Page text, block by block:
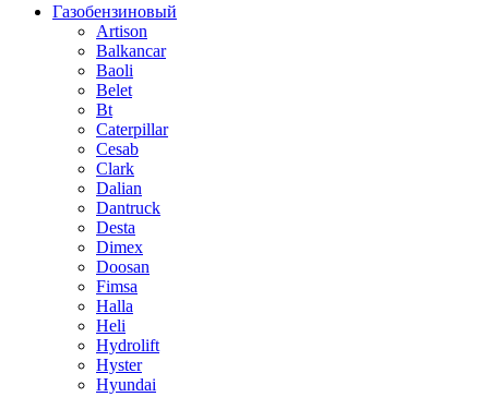
Газобензиновый
Artison
Balkancar
Baoli
Belet
Bt
Caterpillar
Cesab
Clark
Dalian
Dantruck
Desta
Dimex
Doosan
Fimsa
Halla
Heli
Hydrolift
Hyster
Hyundai